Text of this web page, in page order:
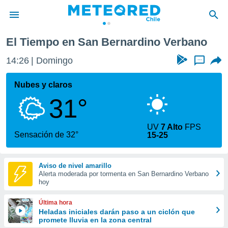
de
por
que se
calidad.
a este
las
y
forma
digital
basada
El Tiempo en San Bernardino Verbano
14:26 Domingo ...
Nubes y claros
31°
Sensación de 32°
UV7 Alto FPS
15-25
Aviso de nivel amarillo
Alerta moderada por tormenta en San Bernardino Verbano
hoy
Última hora
Heladas iniciales darán paso a un ciclón que
promete lluvia en la zona central